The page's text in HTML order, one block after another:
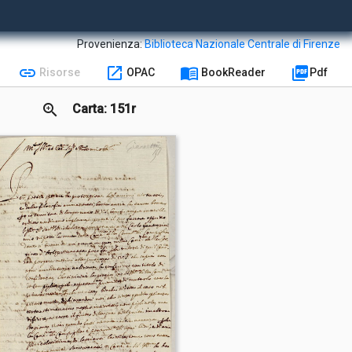
Provenienza:Biblioteca Nazionale Centrale di Firenze
link Risorse open_in_new OPAC menu_book BookReader picture_as_pdf Pdf
zoom_in Carta: 151r